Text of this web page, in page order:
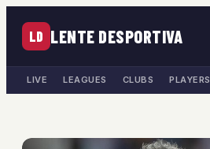
LD LENTE DESPORTIVA
LIVE LEAGUES CLUBS PLAYERS